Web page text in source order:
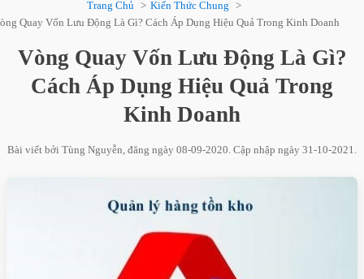
Trang Chủ
Kiến Thức Chung
Quay Vốn Lưu Động Là Gì? Cách Áp Dụng Hiệu Quả Trong Kinh Doanh
Vòng Quay Vốn Lưu Động Là Gì?
Cách Áp Dụng Hiệu Quả Trong
Kinh Doanh
Bài viết bởi Tùng Nguyễn, đăng ngày 08-09-2020. Cập nhập ngày 31-10-2021.